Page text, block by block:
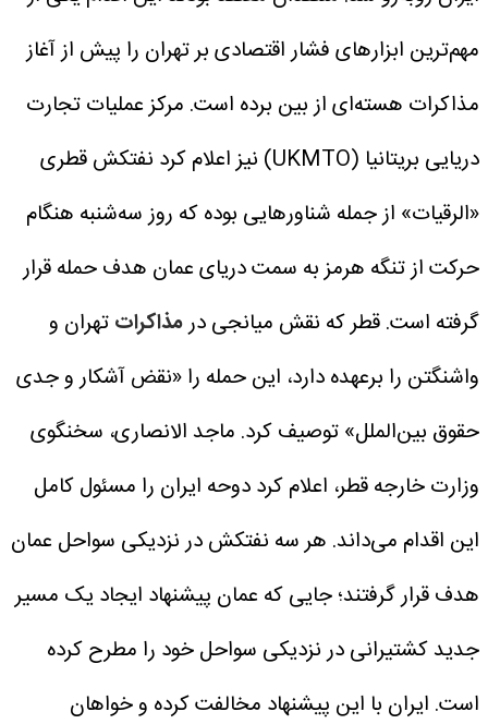
مهم‌ترین ابزارهای فشار اقتصادی بر تهران را پیش از آغاز
مذاکرات هسته‌ای از بین برده است. مرکز عملیات تجارت
دریایی بریتانیا (UKMTO) نیز اعلام کرد نفتکش قطری
«الرقیات» از جمله شناورهایی بوده که روز سه‌شنبه هنگام
حرکت از تنگه هرمز به سمت دریای عمان هدف حمله قرار
گرفته است.قطر که نقش میانجی درمذاکراتتهران و
واشنگتن را برعهده دارد، این حمله را «نقض آشکار و جدی
حقوق بین‌الملل» توصیف کرد. ماجد الانصاری، سخنگوی
وزارت خارجه قطر، اعلام کرد دوحه ایران را مسئول کامل
این اقدام می‌داند. هر سه نفتکش در نزدیکی سواحل عمان
هدف قرار گرفتند؛ جایی که عمان پیشنهاد ایجاد یک مسیر
جدید کشتیرانی در نزدیکی سواحل خود را مطرح کرده
است. ایران با این پیشنهاد مخالفت کرده و خواهان